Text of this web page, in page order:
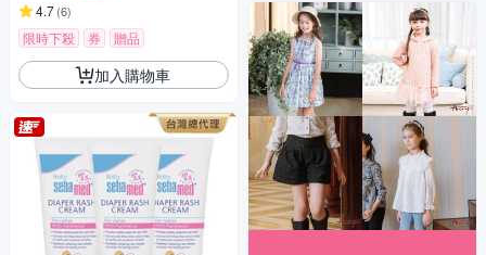
4.7(6)
限時下殺 券 贈品
加入購物車